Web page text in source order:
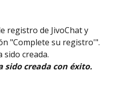
registro de JivoChat y
"Complete su registro'".
sido creada.
sido creada con éxito.